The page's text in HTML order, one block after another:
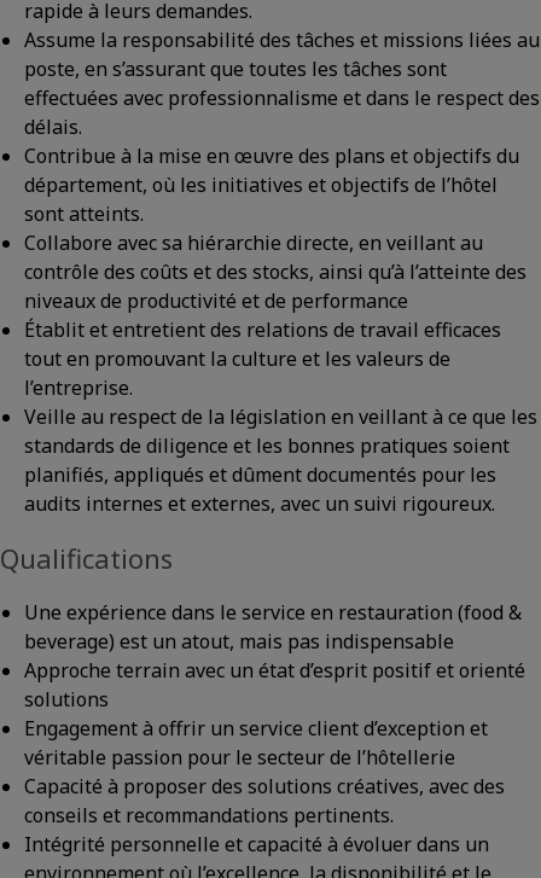
rapide à leurs demandes.
Assume la responsabilité des tâches et missions liées au
poste, en s’assurant que toutes les tâches sont
effectuées avec professionnalisme et dans le respect des
délais.
Contribue à la mise en œuvre des plans et objectifs du
département, où les initiatives et objectifs de l’hôtel
sont atteints.
Collabore avec sa hiérarchie directe, en veillant au
contrôle des coûts et des stocks, ainsi qu’à l’atteinte des
niveaux de productivité et de performance
Établit et entretient des relations de travail efficaces
tout en promouvant la culture et les valeurs de
l’entreprise.
Veille au respect de la législation en veillant à ce que les
standards de diligence et les bonnes pratiques soient
planifiés, appliqués et dûment documentés pour les
audits internes et externes, avec un suivi rigoureux.
Qualifications
Une expérience dans le service en restauration (food &
beverage) est un atout, mais pas indispensable
Approche terrain avec un état d’esprit positif et orienté
solutions
Engagement à offrir un service client d’exception et
véritable passion pour le secteur de l’hôtellerie
Capacité à proposer des solutions créatives, avec des
conseils et recommandations pertinents.
Intégrité personnelle et capacité à évoluer dans un